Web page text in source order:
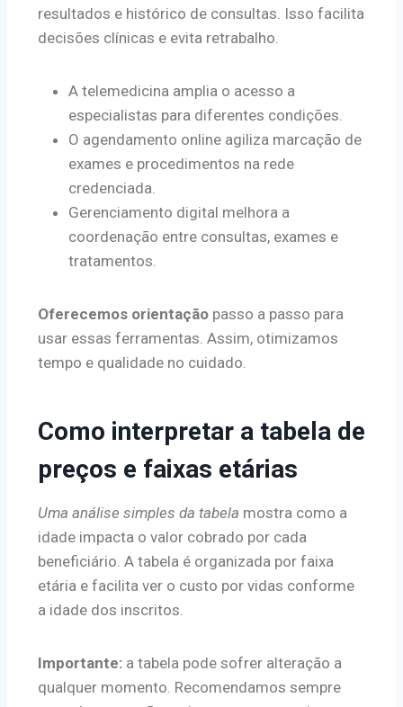
resultados e histórico de consultas. Isso facilita
decisões clínicas e evita retrabalho.
A telemedicina amplia o acesso a
especialistas para diferentes condições.
O agendamento online agiliza marcação de
exames e procedimentos na rede
credenciada.
Gerenciamento digital melhora a
coordenação entre consultas, exames e
tratamentos.
Oferecemos orientação passo a passo para
usar essas ferramentas. Assim, otimizamos
tempo e qualidade no cuidado.
Como interpretar a tabela de
preços e faixas etárias
Uma análise simples da tabela mostra como a
idade impacta o valor cobrado por cada
beneficiário. A tabela é organizada por faixa
etária e facilita ver o custo por vidas conforme
a idade dos inscritos.
Importante: a tabela pode sofrer alteração a
qualquer momento. Recomendamos sempre